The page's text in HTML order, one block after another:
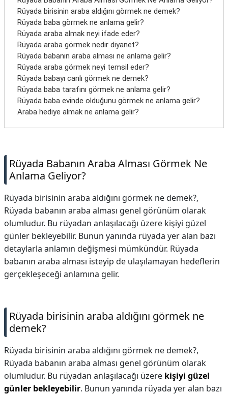
İletişim
Rüyada birisinin araba aldığını görmek ne demek?
Rüyada baba görmek ne anlama gelir?
Rüyada araba almak neyi ifade eder?
Rüyada araba görmek nedir diyanet?
Rüyada babanın araba alması ne anlama gelir?
Rüyada araba görmek neyi temsil eder?
Rüyada babayı canlı görmek ne demek?
Rüyada baba tarafını görmek ne anlama gelir?
Rüyada baba evinde olduğunu görmek ne anlama gelir?
Araba hediye almak ne anlama gelir?
Rüyada Babanın Araba Alması Görmek Ne
Anlama Geliyor?
Rüyada birisinin araba aldığını görmek ne demek?,
Rüyada babanın araba alması genel görünüm olarak
olumludur. Bu rüyadan anlaşılacağı üzere kişiyi güzel
günler bekleyebilir. Bunun yanında rüyada yer alan bazı
detaylarla anlamın değişmesi mümkündür. Rüyada
babanın araba alması isteyip de ulaşılamayan hedeflerin
gerçekleşeceği anlamına gelir.
Rüyada birisinin araba aldığını görmek ne
demek?
Rüyada birisinin araba aldığını görmek ne demek?,
Rüyada babanın araba alması genel görünüm olarak
olumludur. Bu rüyadan anlaşılacağı üzere kişiyi güzel
günler bekleyebilir. Bunun yanında rüyada yer alan bazı